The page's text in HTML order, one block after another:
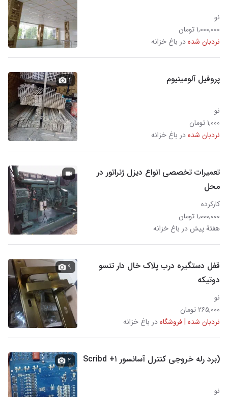
نو
۱,۰۰۰,۰۰۰ تومان
نردبان شدهدر باغ خزانه
پروفیل آلومینیوم
نو
۱,۰۰۰ تومان
نردبان شدهدر باغ خزانه
۱
تعمیرات تخصصی انواع دیزل ژنراتور در
محل
کارکرده
۱,۰۰۰,۰۰۰ تومان
هفتهٔ پیش در باغ خزانه
قفل دستگیره درب پلاک خال دار تنسو
دوتیکه
نو
۲۶۵,۰۰۰ تومان
نردبان شده | فروشگاهدر باغ خزانه
۹
(برد رله خروجی کنترل آسانسور Scribd +۱
نو
۲